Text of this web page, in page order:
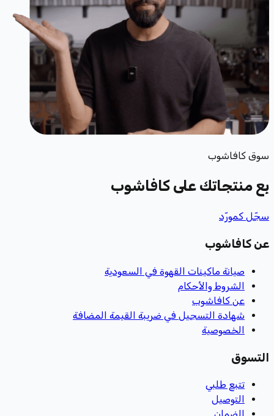
سوق كافاشوب
بِع منتجاتك على كافاشوب
سجّل كمورّد
عن كافاشوب
صيانة ماكينات القهوة في السعودية
الشروط والأحكام
عن كافاشوب
شهادة التسجيل في ضريبة القيمة المضافة
الخصوصية
التسوق
تتبع طلبي
التوصيل